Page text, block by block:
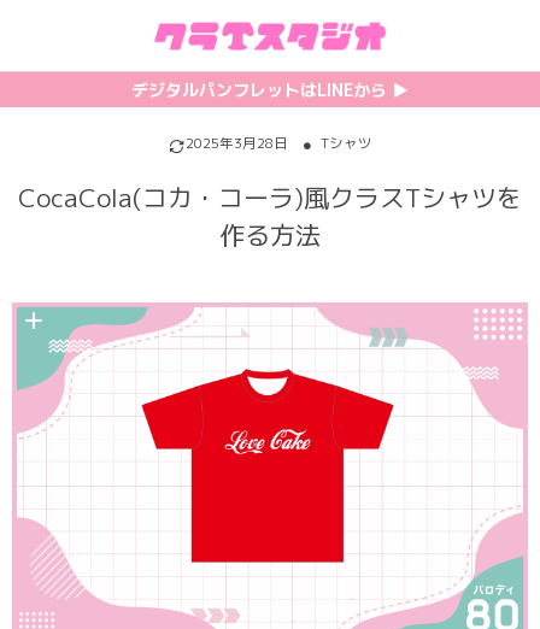
デジタルパンフレットはLINEから ▶︎︎
2025年3月28日 Tシャツ
CocaCola(コカ・コーラ)風クラスTシャツを
作る方法
初めての方へ
クラスTシャツの注文方法
料金について
お支払い方法について
キャンセル・変更について
利用規約
カテゴリ一覧
ホッケーユニフォーム
バスケユニフォーム
ゲーム
パロディ
ポロシャツ
ロンT・長袖
特集記事
【最新】流行りの背ネーム特集
【インスタ映え】おすすめクラT集
韓国パロディ人気デザイン特集
おしゃれデザインクラスTシャツ
かわいいクラスTシャツ
かっこいいクラスTシャツ
責任をもってお届けします
プリント
フォントを選ぶ
シルクスクリーンについて
昇華プリントについて
全面プリントクラスTシャツ
SDGsについて
セルフプリント